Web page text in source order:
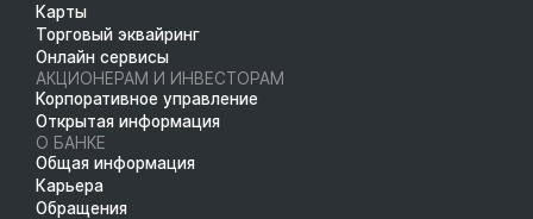
Карты
Торговый эквайринг
Онлайн сервисы
АКЦИОНЕРАМ И ИНВЕСТОРАМ
Корпоративное управление
Открытая информация
О БАНКЕ
Общая информация
Карьера
Обращения